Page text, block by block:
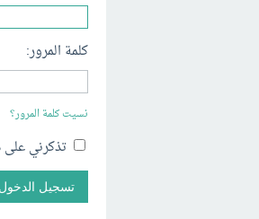
كلمة المرور:
نسيت كلمة المرور؟
تذكرني